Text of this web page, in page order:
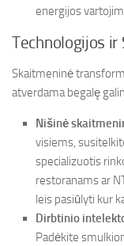
energijos
Technologijos ir
Skaitmeninė
atverdama begalę
Nišinė
visiems,
specializuotis
restoranams ar
leis pasiūlyti kur
Dirbtinio
Padėkite